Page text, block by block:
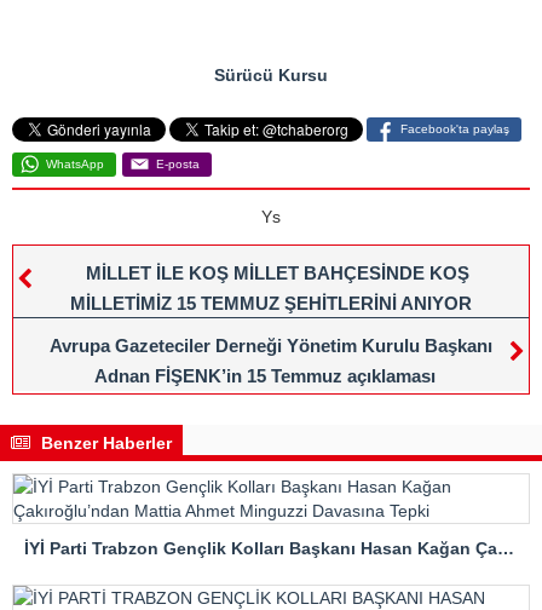
Sürücü Kursu
Facebook'ta paylaş
WhatsApp E-posta
Ys
MİLLET İLE KOŞ MİLLET BAHÇESİNDE KOŞ
MİLLETİMİZ 15 TEMMUZ ŞEHİTLERİNİ ANIYOR
Avrupa Gazeteciler Derneği Yönetim Kurulu Başkanı
Adnan FİŞENK’in 15 Temmuz açıklaması
Benzer Haberler
İYİ Parti Trabzon Gençlik Kolları Başkanı Hasan Kağan Çakıroğlu’ndan Mattia Ahmet Minguzzi Davasına Tepki